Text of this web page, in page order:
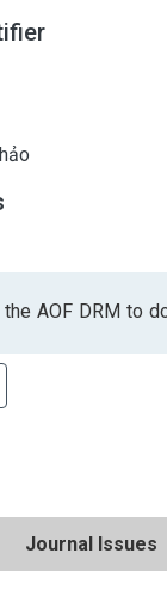
AOF DRM to
Journal Issues